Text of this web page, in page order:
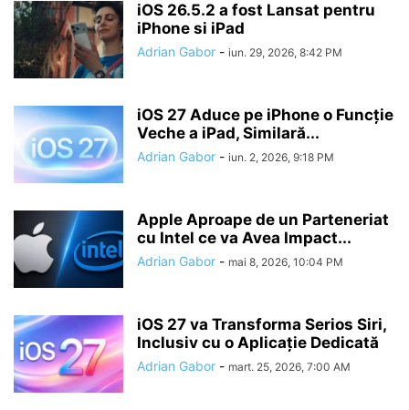
iOS 26.5.2 a fost Lansat pentru
iPhone si iPad
Adrian Gabor - iun. 29, 2026, 8:42 PM
iOS 27 Aduce pe iPhone o Funcție
Veche a iPad, Similară...
Adrian Gabor - iun. 2, 2026, 9:18 PM
Apple Aproape de un Parteneriat
cu Intel ce va Avea Impact...
Adrian Gabor - mai 8, 2026, 10:04 PM
iOS 27 va Transforma Serios Siri,
Inclusiv cu o Aplicație Dedicată
Adrian Gabor - mart. 25, 2026, 7:00 AM